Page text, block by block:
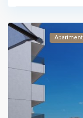
Apartment